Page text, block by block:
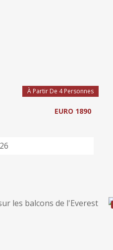
À Partir De 4 Personnes
EURO 1890